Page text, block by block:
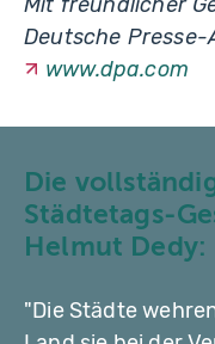
Deutsche
www.dpa.com
Die
Städtetags-
Helmut Dedy:
"Die Städte